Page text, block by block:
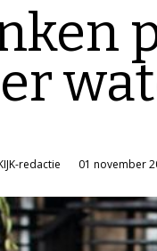
redactie 01 november